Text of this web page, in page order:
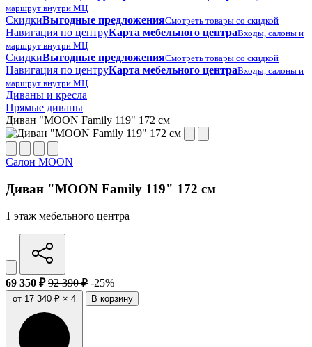
маршрут внутри МЦ
СкидкиВыгодные предложенияСмотреть товары со скидкой
Навигация по центруКарта мебельного центраВходы, салоны и
маршрут внутри МЦ
СкидкиВыгодные предложенияСмотреть товары со скидкой
Навигация по центруКарта мебельного центраВходы, салоны и
маршрут внутри МЦ
Диваны и кресла
Прямые диваны
Диван "MOON Family 119" 172 см
Салон MOON
Диван "MOON Family 119" 172 см
1 этаж мебельного центра
69 350 ₽ 92 390 ₽ -25%
от 17 340 ₽ × 4 В корзину